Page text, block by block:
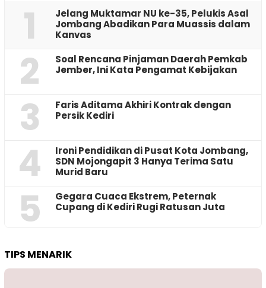
1
Jelang Muktamar NU ke-35, Pelukis Asal
Jombang Abadikan Para Muassis dalam
Kanvas
2
‎Soal Rencana Pinjaman Daerah Pemkab
Jember, Ini Kata Pengamat Kebijakan ‎
3
Faris Aditama Akhiri Kontrak dengan
Persik Kediri
4
Ironi Pendidikan di Pusat Kota Jombang,
SDN Mojongapit 3 Hanya Terima Satu
Murid Baru
5
‎Gegara Cuaca Ekstrem, Peternak
Cupang di Kediri Rugi Ratusan Juta
TIPS MENARIK